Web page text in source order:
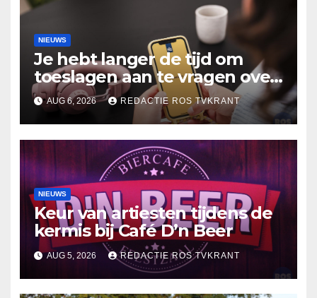
NIEUWS
Je hebt langer de tijd om
toeslagen aan te vragen over
2025
AUG 6, 2026 REDACTIE ROS TVKRANT
NIEUWS
Keur van artiesten tijdens de
kermis bij Café D’n Beer
AUG 5, 2026 REDACTIE ROS TVKRANT